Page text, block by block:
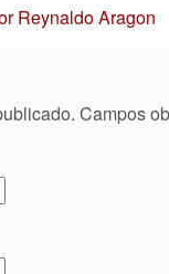
Reynaldo Aragon
Campos